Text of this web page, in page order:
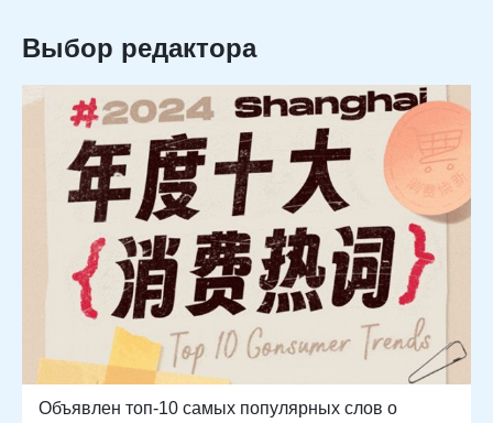
Выбор редактора
Объявлен топ-10 самых популярных слов о